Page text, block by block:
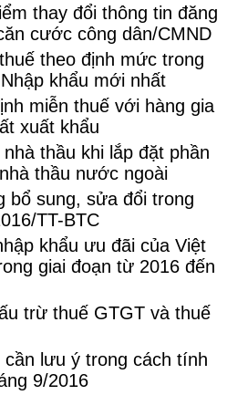
thay đổi thông tin đăng
cước công dân/CMND
theo định mức trong
khẩu mới nhất
miễn thuế với hàng gia
xuất khẩu
thầu khi lắp đặt phần
thầu nước ngoài
bổ sung, sửa đổi trong
TT-BTC
khẩu ưu đãi của Việt
giai đoạn từ 2016 đến
trừ thuế GTGT và thuế
cần lưu ý trong cách tính
9/2016